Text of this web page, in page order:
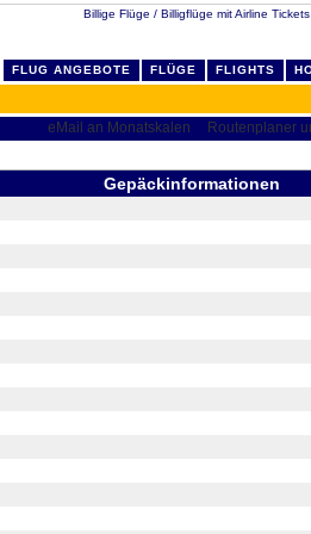
Billige Flüge / Billigflüge mit Airline
FLUG ANGEBOTE FLÜGE FLIGHTS
Gepäckinformationen